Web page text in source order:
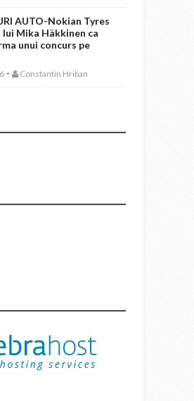
AUTO-Nokian Tyres
lui Mika Häkkinen ca
unui concurs pe
- Constantin Hriban